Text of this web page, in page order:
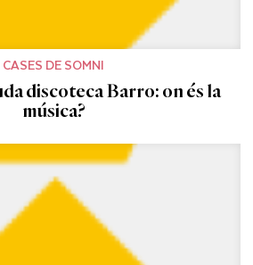
CASES DE SOMNI
discoteca Barro: on és la
música?